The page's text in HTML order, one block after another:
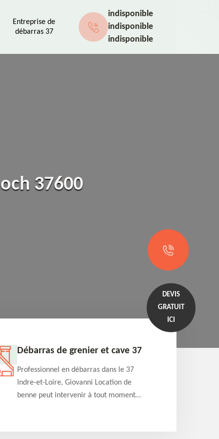
Entreprise de
débarras 37
indisponible
indisponible
indisponible
37600
DEVIS
GRATUIT
ICI
Débarras de grenier et cave 37
Professionnel en débarras dans le 37
Indre-et-Loire, Giovanni Location de
benne peut intervenir à tout moment
détaillé offert